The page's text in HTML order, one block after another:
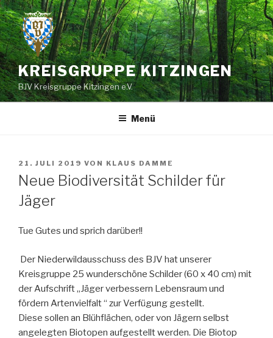
Zum
Inhalt
springen
KREISGRUPPE KITZINGEN
BJV Kreisgruppe Kitzingen e.V.
Menü
VERÖFFENTLICHT
AM
21. JULI 2019 VON KLAUS DAMME
Neue Biodiversität Schilder für
Jäger
Tue Gutes und sprich darüber!!
Der Niederwildausschuss des BJV hat unserer
Kreisgruppe 25 wunderschöne Schilder (60 x 40 cm) mit
der Aufschrift „Jäger verbessern Lebensraum und
fördern Artenvielfalt “ zur Verfügung gestellt.
Diese sollen an Blühflächen, oder von Jägern selbst
angelegten Biotopen aufgestellt werden. Die Biotop